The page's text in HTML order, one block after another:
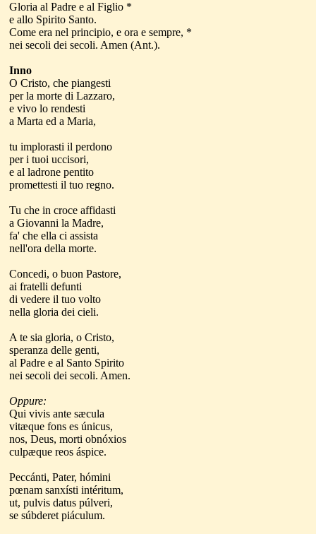
Gloria al Padre e al Figlio *
e allo Spirito Santo.
Come era nel principio, e ora e sempre, *
nei secoli dei secoli. Amen (Ant.).
Inno
O Cristo, che piangesti
per la morte di Lazzaro,
e vivo lo rendesti
a Marta ed a Maria,
tu implorasti il perdono
per i tuoi uccisori,
e al ladrone pentito
promettesti il tuo regno.
Tu che in croce affidasti
a Giovanni la Madre,
fa' che ella ci assista
nell'ora della morte.
Concedi, o buon Pastore,
ai fratelli defunti
di vedere il tuo volto
nella gloria dei cieli.
A te sia gloria, o Cristo,
speranza delle genti,
al Padre e al Santo Spirito
nei secoli dei secoli. Amen.
Oppure:
Qui vivis ante sæcula
vitæque fons es únicus,
nos, Deus, morti obnóxios
culpæque reos áspice.
Peccánti, Pater, hómini
pœnam sanxísti intéritum,
ut, pulvis datus púlveri,
se súbderet piáculum.